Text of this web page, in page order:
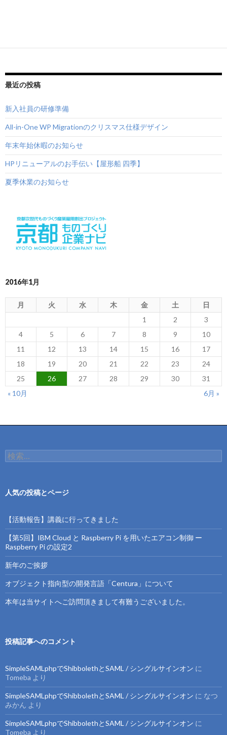
最近の投稿
新入社員の研修準備
All-in-One WP Migrationのクリスマス仕様デザイン
年末年始休暇のお知らせ
HPリニューアルのお手伝い【屋形船 四季】
夏季休業のお知らせ
2016年1月
月 火 水 木 金 土
日
1
2
3
4
5 6 7 8 9
10
11
12 13 14 15 16
17
18
19 20 21 22 23
24
25
26 27 28 29 30
31
« 10月
6月 »
検
索:
人気の投稿とページ
【活動報告】講義に行ってきました
【第5回】IBM Cloud と Raspberry Pi を用いたエアコン制御 ー
Raspberry Pi の設定2
新年のご挨拶
オブジェクト指向型の開発言語「Centura」について
本年は当サイトへご訪問頂きまして有難うございました。
投稿記事へのコメント
SimpleSAMLphpでShibbolethとSAML / シングルサインオン に
Tomeba より
SimpleSAMLphpでShibbolethとSAML / シングルサインオン に なつ
みかん より
SimpleSAMLphpでShibbolethとSAML / シングルサインオン に
Tomeba より